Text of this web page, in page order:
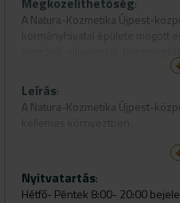
:
A Natura-Kozmetika Újpest-
Leírás:
A Natura-Kozmetika Újpest-
Prémium és luxus arckezelések
legoptimálisabbat. A kezelések
környezetben történnek,
foglalkozom, így segítve a
Nyitvatartás:
Hétfő- Péntek 8:00- 20:00